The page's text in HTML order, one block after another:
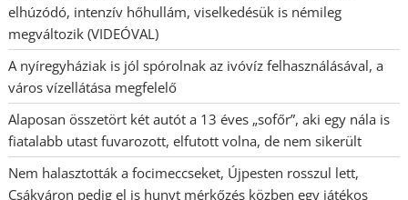
elhúzódó, intenzív hőhullám, viselkedésük is némileg
megváltozik (VIDEÓVAL)
A nyíregyháziak is jól spórolnak az ivóvíz felhasználásával, a
város vízellátása megfelelő
Alaposan összetört két autót a 13 éves „sofőr”, aki egy nála is
fiatalabb utast fuvarozott, elfutott volna, de nem sikerült
Nem halasztották a focimeccseket, Újpesten rosszul lett,
Csákváron pedig el is hunyt mérkőzés közben egy játékos